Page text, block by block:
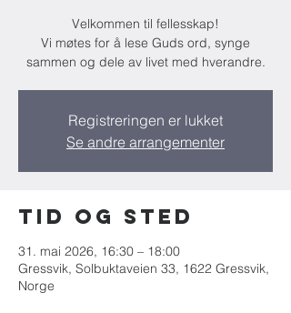
Velkommen til fellesskap!
Vi møtes for å lese Guds ord, synge
sammen og dele av livet med hverandre.
Registreringen er lukket
Se andre arrangementer
Tid og sted
31. mai 2026, 16:30 – 18:00
Gressvik, Solbuktaveien 33, 1622 Gressvik,
Norge